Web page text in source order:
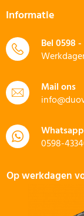
Informatie
Bel0598 -
Mail ons
Whatsapp
0598-
Op werkdagen